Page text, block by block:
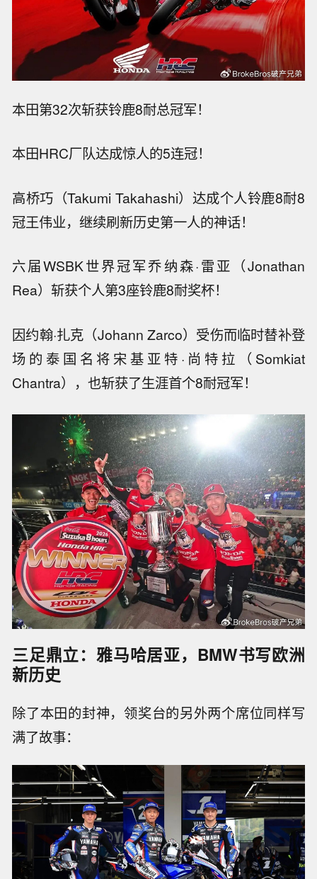
本田第32次斩获铃鹿8耐总冠军！
本田HRC厂队达成惊人的5连冠！
高桥巧（Takumi Takahashi）达成个人铃鹿8耐8
冠王伟业，继续刷新历史第一人的神话！
六届WSBK世界冠军乔纳森·雷亚（Jonathan
Rea）斩获个人第3座铃鹿8耐奖杯！
因约翰·扎克（Johann Zarco）受伤而临时替补登
场的泰国名将宋基亚特·尚特拉（Somkiat
Chantra），也斩获了生涯首个8耐冠军！
三足鼎立：雅马哈居亚，BMW书写欧洲
新历史
除了本田的封神，领奖台的另外两个席位同样写
满了故事：